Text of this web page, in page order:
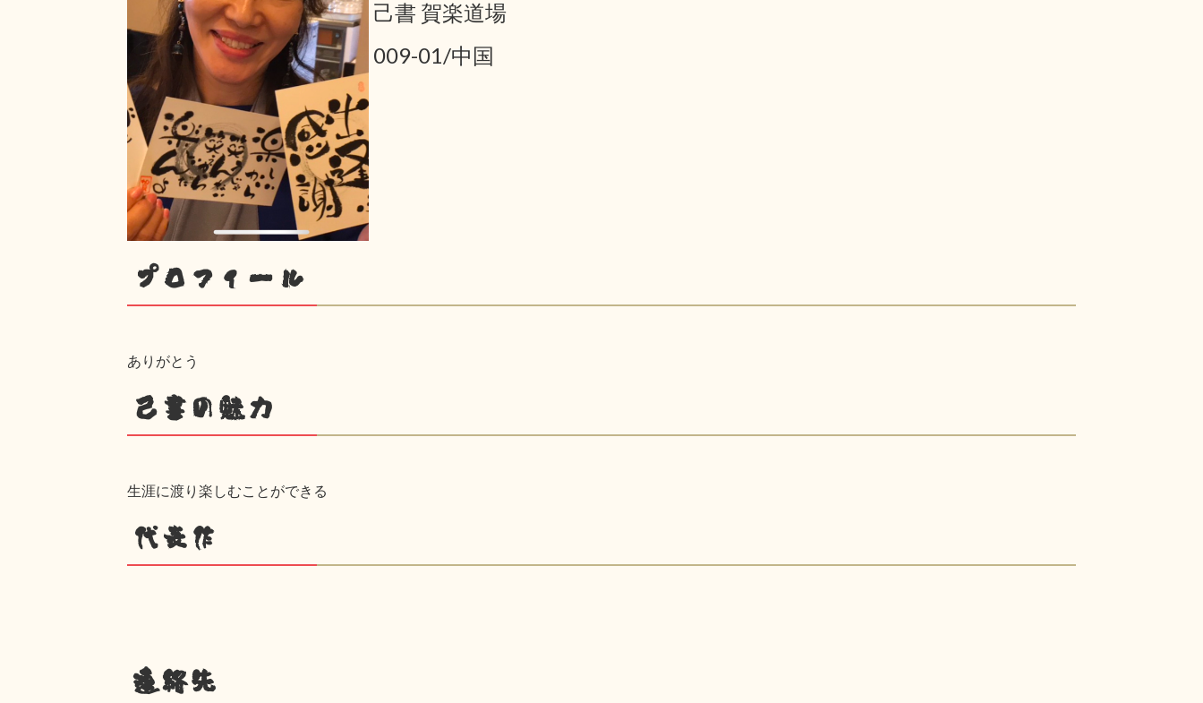
己書 賀楽道場
009-01/中国
プロフィール
ありがとう
己書の魅力
生涯に渡り楽しむことができる
代表作
連絡先